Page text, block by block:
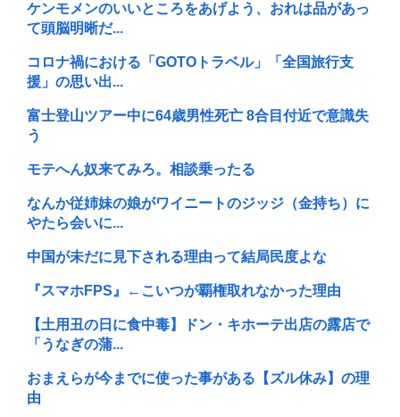
ケンモメンのいいところをあげよう、おれは品があっ
て頭脳明晰だ...
コロナ禍における「GOTOトラベル」「全国旅行支
援」の思い出...
富士登山ツアー中に64歳男性死亡 8合目付近で意識失
う
モテへん奴来てみろ。相談乗ったる
なんか従姉妹の娘がワイニートのジッジ（金持ち）に
やたら会いに...
中国が未だに見下される理由って結局民度よな
『スマホFPS』←こいつが覇権取れなかった理由
【土用丑の日に食中毒】ドン・キホーテ出店の露店で
「うなぎの蒲...
おまえらが今までに使った事がある【ズル休み】の理
由